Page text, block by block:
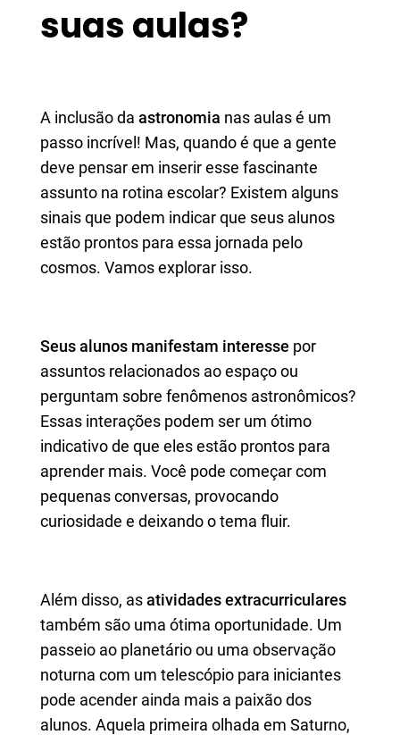
suas aulas?
A inclusão da astronomia nas aulas é um
passo incrível! Mas, quando é que a gente
deve pensar em inserir esse fascinante
assunto na rotina escolar? Existem alguns
sinais que podem indicar que seus alunos
estão prontos para essa jornada pelo
cosmos. Vamos explorar isso.
Seus alunos manifestam interesse por
assuntos relacionados ao espaço ou
perguntam sobre fenômenos astronômicos?
Essas interações podem ser um ótimo
indicativo de que eles estão prontos para
aprender mais. Você pode começar com
pequenas conversas, provocando
curiosidade e deixando o tema fluir.
Além disso, asatividades extracurriculares
também são uma ótima oportunidade. Um
passeio ao planetário ou uma observação
noturna com um telescópio para iniciantes
pode acender ainda mais a paixão dos
alunos. Aquela primeira olhada em Saturno,